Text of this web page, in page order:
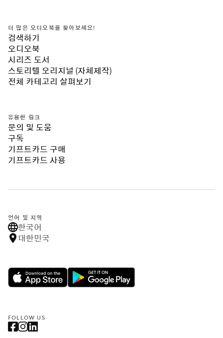
더 많은 오디오북을 찾아보세요!
검색하기
오디오북
시리즈 도서
스토리텔 오리지널 (자체제작)
전체 카테고리 살펴보기
유용한 링크
문의 및 도움
구독
기프트카드 구매
기프트카드 사용
언어 및 지역
한국어
대한민국
FOLLOW US